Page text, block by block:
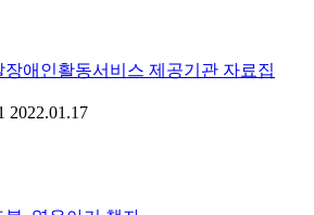
애인활동서비스 제공기관 자료집
2022.01.17